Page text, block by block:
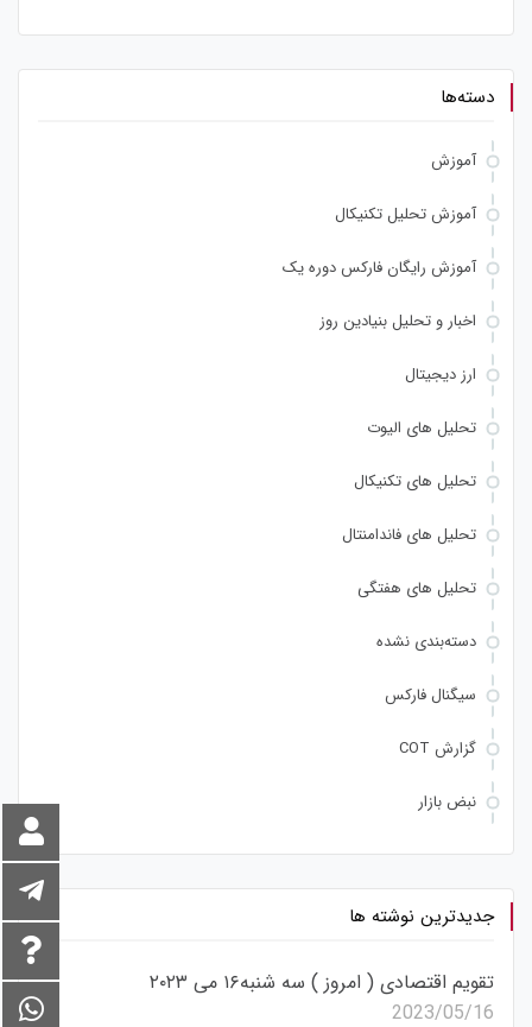
دسته‌ها
آموزش
آموزش تحلیل تکنیکال
آموزش رایگان فارکس دوره یک
اخبار و تحلیل بنیادین روز
ارز دیجیتال
تحلیل های الیوت
تحلیل های تکنیکال
تحلیل های فاندامنتال
تحلیل های هفتگی
دسته‌بندی نشده
سیگنال فارکس
گزارش COT
نبض بازار
جدیدترین نوشته ها
تقویم اقتصادی ( امروز ) سه شنبه۱۶ می ۲۰۲۳
2023/05/16